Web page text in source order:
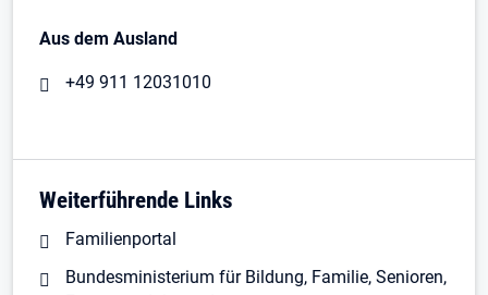
Aus dem Ausland
+49 911 12031010
Weiterführende Links
Familienportal
Bundesministerium für Bildung, Familie, Senioren,